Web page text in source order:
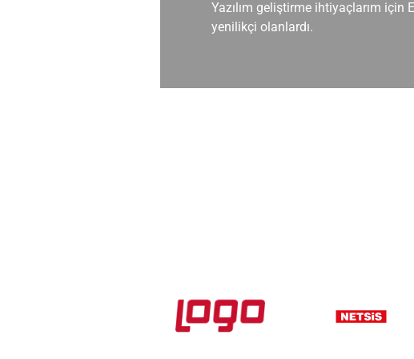
Yazılım geliştirme ihtiyaçlarım için
yenilikçi olanlardı.